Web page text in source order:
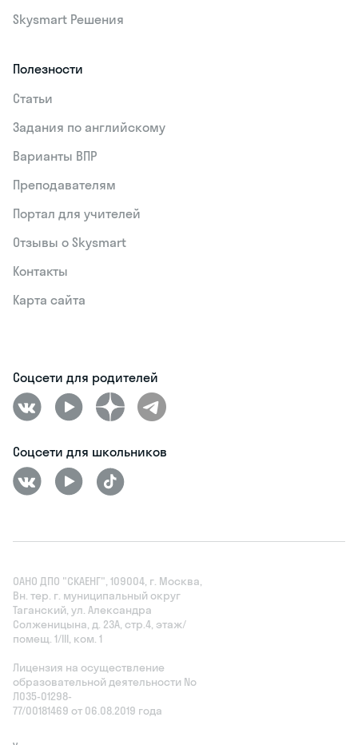
Skysmart Решения
Полезности
Статьи
Задания по английскому
Варианты ВПР
Преподавателям
Портал для учителей
Отзывы о Skysmart
Контакты
Карта сайта
Соцсети для родителей
Соцсети для школьников
ОАНО ДПО "СКАЕНГ", 109004, г. Москва,
Вн. тер. г. муниципальный округ
Таганский, ул. Александра
Солженицына, д. 23А, стр.4, этаж/
помещ. 1/III, ком. 1
Лицензия на осуществление
образовательной деятельности No
Л035‑01298-
77/00181469 от 06.08.2019 года